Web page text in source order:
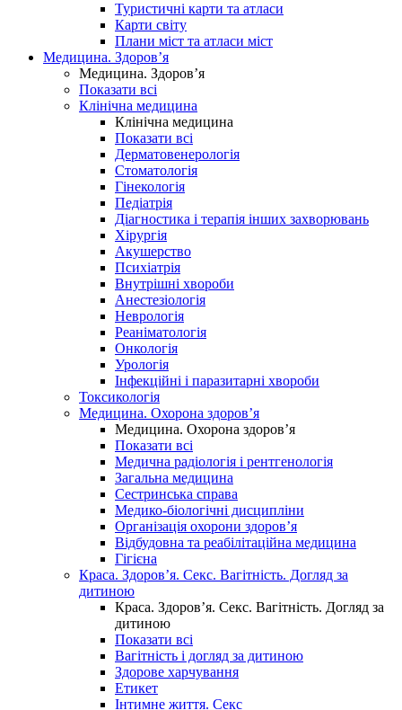
Туристичні карти та атласи
Карти світу
Плани міст та атласи міст
Медицина. Здоров’я
Медицина. Здоров’я
Показати всі
Клінічна медицина
Клінічна медицина
Показати всі
Дерматовенерологія
Стоматологія
Гінекологія
Педіатрія
Діагностика і терапія інших захворювань
Хірургія
Акушерство
Психіатрія
Внутрішні хвороби
Анестезіологія
Неврологія
Реаніматологія
Онкологія
Урологія
Інфекційні і паразитарні хвороби
Токсикологія
Медицина. Охорона здоров’я
Медицина. Охорона здоров’я
Показати всі
Медична радіологія і рентгенологія
Загальна медицина
Сестринська справа
Медико-біологічні дисципліни
Організація охорони здоров’я
Відбудовна та реабілітаційна медицина
Гігієна
Краса. Здоров’я. Секс. Вагітність. Догляд за
дитиною
Краса. Здоров’я. Секс. Вагітність. Догляд за
дитиною
Показати всі
Вагітність і догляд за дитиною
Здорове харчування
Етикет
Інтимне життя. Секс